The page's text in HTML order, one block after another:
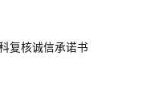
复核诚信承诺书